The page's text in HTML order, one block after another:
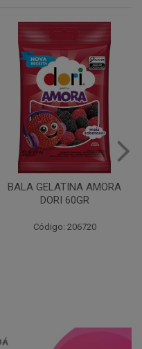
BALA GELATINA AMORA
DORI 60GR
Código: 206720